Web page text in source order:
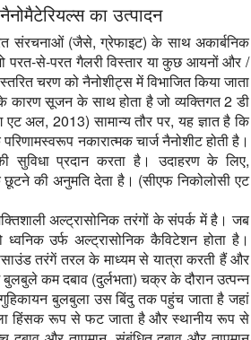
का उत्पादन
संरचनाओं (जैसे, ग्रेफाइट) के साथ अकार्बनिक
परत-से-परत गैलरी विस्तार या कुछ आयनों और /
चरण को नैनोशीट्स में विभाजित किया जाता
सूजन के साथ होता है जो व्यक्तिगत 2 डी
अल, 2013) सामान्य तौर पर, यह ज्ञात है कि
नकारात्मक चार्ज नैनोशीट होती है।
सुविधा प्रदान करता है। उदाहरण के लिए,
की अनुमति देता है। (सीएफ निकोलोसी एट
अल्ट्रासोनिक तरंगों के संपर्क में है। जब
उर्फ अल्ट्रासोनिक कैविटेशन होता है।
तरंगें तरल के माध्यम से यात्रा करती हैं और
कम दबाव (दुर्लभता) चक्र के दौरान उत्पन्न
बुलबुला उस बिंदु तक पहुंच जाता है जहां
हिंसक रूप से फट जाता है और स्थानीय रूप से